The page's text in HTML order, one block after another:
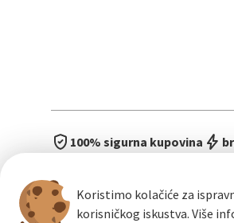
Koristimo kolačiće za
korisničkog iskustva. Više
100% sigurna kupovina